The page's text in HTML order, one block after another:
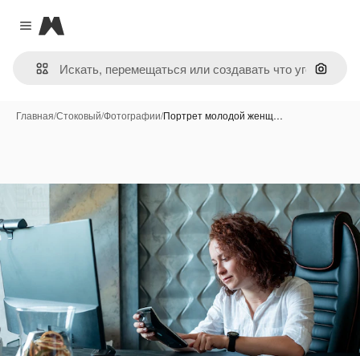
Close menu
Magnific
Поиск
Главная/Стоковый/Фотографии/Портрет молодой женщ…